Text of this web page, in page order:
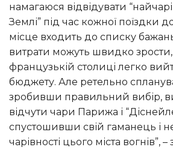
намагаюся відвідувати
Землі” під час кожної поїздки
місце входить до списку
витрати можуть швидко зрости,
французькій столиці легко
бюджету. Але ретельно
зробивши правильний вибір,
відчути чари Парижа і
спустошивши свій гаманець і
чарівності цього міста вогнів”,